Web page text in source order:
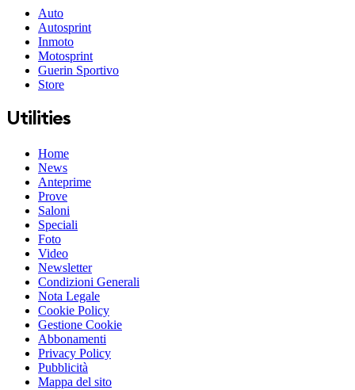
Auto
Autosprint
Inmoto
Motosprint
Guerin Sportivo
Store
Utilities
Home
News
Anteprime
Prove
Saloni
Speciali
Foto
Video
Newsletter
Condizioni Generali
Nota Legale
Cookie Policy
Gestione Cookie
Abbonamenti
Privacy Policy
Pubblicità
Mappa del sito